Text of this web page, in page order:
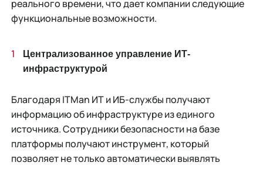
реального времени, что дает компании следующие
функциональные возможности.
Централизованное управление ИТ-
инфраструктурой
Благодаря ITMan ИТ и ИБ-службы получают
информацию об инфраструктуре из единого
источника. Сотрудники безопасности на базе
платформы получают инструмент, который
позволяет не только автоматически выявлять